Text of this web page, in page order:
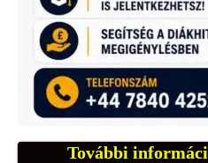
További